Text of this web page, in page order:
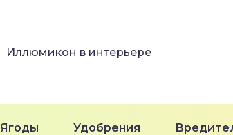
Иллюмикон в интерьере
Ягоды Удобрения